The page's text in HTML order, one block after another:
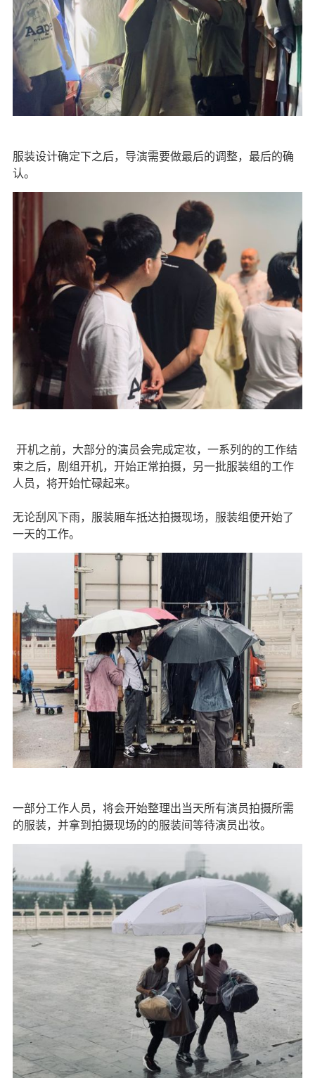
服装设计确定下之后，导演需要做最后的调整，最后的确
认。
开机之前，大部分的演员会完成定妆，一系列的的工作结
束之后，剧组开机，开始正常拍摄，另一批服装组的工作
人员，将开始忙碌起来。
无论刮风下雨，服装厢车抵达拍摄现场，服装组便开始了
一天的工作。
一部分工作人员，将会开始整理出当天所有演员拍摄所需
的服装，并拿到拍摄现场的的服装间等待演员出妆。